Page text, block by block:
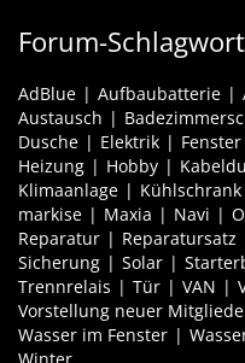
Forum-
AdBlue Aufbaubatterie
Austausch
Dusche
Elektrik Fenster
Heizung
Hobby
Klimaanlage
Kühlschrank
markise
Maxia Navi
Reparatur
Reparatursatz
Sicherung
Solar
Trennrelais
Tür VAN
Vorstellung neuer
Wasser im Fenster